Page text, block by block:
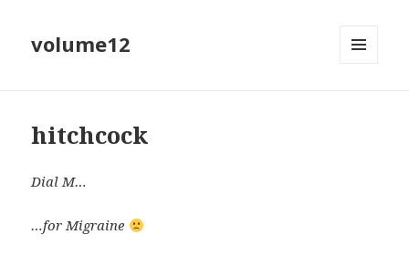
volume12
hitchcock
Dial M…
…for Migraine